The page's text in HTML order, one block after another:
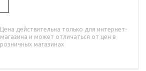
Цена действительна только для интернет-
магазина и может отличаться от цен в
розничных магазинах